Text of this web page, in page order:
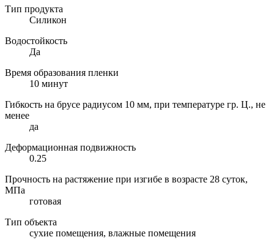
Тип продукта
Силикон
Водостойкость
Да
Время образования пленки
10 минут
Гибкость на брусе радиусом 10 мм, при температуре гр. Ц., не
менее
да
Деформационная подвижность
0.25
Прочность на растяжение при изгибе в возрасте 28 суток,
МПа
готовая
Тип объекта
сухие помещения, влажные помещения